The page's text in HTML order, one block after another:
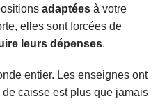
adaptées à votre
elles sont forcées de
leurs dépenses.
entier. Les enseignes ont
caisse est plus que jamais